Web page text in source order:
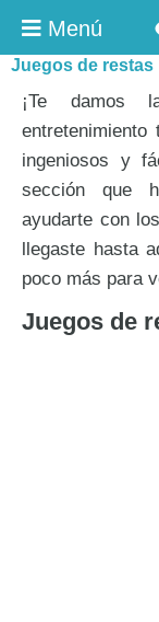
Menú
Juegos de restas
¡Te damos
ingeniosos y
sección que
ayudarte con
llegaste hasta
poco más para
Juegos de